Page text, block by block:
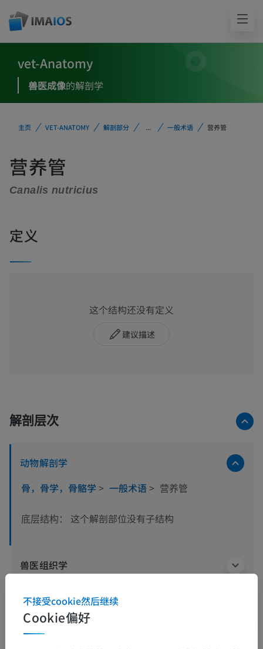
vet-Anatomy
兽医成像的解剖学
主页 VET-ANATOMY 解剖部分 ... 一般术语 营养管
营养管
Canalis nutricius
定义
这个结构还没有定义
建议描述
解剖层次
动物解剖学
骨，骨学，骨骼学 > 一般术语> 营养管
底层结构： 这个解剖部位没有子结构
兽医组织学
翻译
Cookie偏好
不接受cookie然后继续